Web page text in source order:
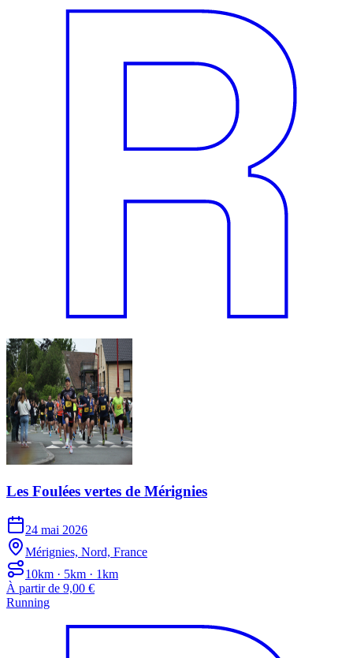
Les Foulées vertes de Mérignies
24 mai 2026
Mérignies, Nord, France
10km · 5km · 1km
À partir de 9,00 €
Running